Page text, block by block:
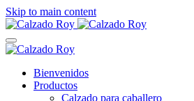
Skip to main content
Bienvenidos
Productos
Calzado para caballero